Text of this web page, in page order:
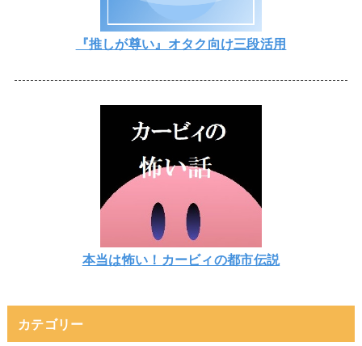
『推しが尊い』オタク向け三段活用
本当は怖い！カービィの都市伝説
カテゴリー